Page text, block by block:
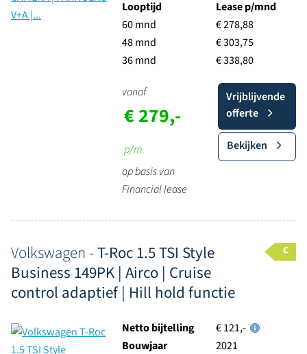
Looptijd
60 mnd
48 mnd
36 mnd
Lease p/mnd
€ 278,88
€ 303,75
€ 338,80
vanaf
€ 279,-
p/m
op basis van
Financial lease
Vrijblijvende
offerte
Bekijken
Volkswagen -T-Roc 1.5 TSI Style
Business 149PK | Airco | Cruise
control adaptief | Hill hold functie
C
Netto bijtelling
€ 121,-
Bouwjaar
2021